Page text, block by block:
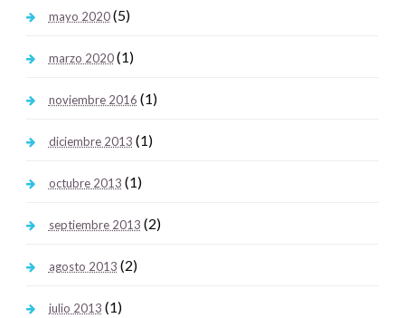
mayo 2020(5)
marzo 2020(1)
noviembre 2016 (1)
diciembre 2013 (1)
octubre 2013 (1)
septiembre 2013 (2)
agosto 2013 (2)
julio 2013 (1)